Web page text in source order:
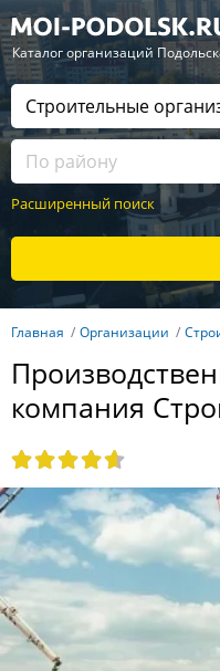
— Каталог организаций
Расширенный поиск
Главная Организации
компания